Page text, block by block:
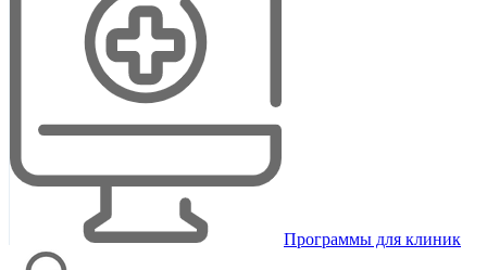
Программы для клиник